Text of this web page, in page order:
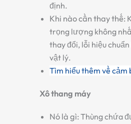
định.
Khi nào cần thay thế:
trọng lượng không
thay đổi, lỗi hiệu
vật lý.
Tìm hiểu thêm về cảm
Xô thang máy
Nó là gì: Thùng chứa